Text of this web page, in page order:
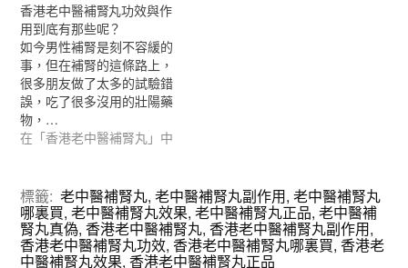
香港老中醫補腎丸功效與作
用到底有那些呢？
如今男性補腎是刻不容緩的
事，但在補腎的這條路上，
很多朋友做了太多的試驗錯
誤，吃了很多沒用的壯陽藥
物，…
在「香港老中醫補腎丸」中
標籤: 老中醫補腎丸,老中醫補腎丸副作用,老中醫補腎丸
哪裏買,老中醫補腎丸效果,老中醫補腎丸正品,老中醫補
腎丸真偽,香港老中醫補腎丸,香港老中醫補腎丸副作用,
香港老中醫補腎丸功效,香港老中醫補腎丸哪裏買,香港老
中醫補腎丸效果,香港老中醫補腎丸正品